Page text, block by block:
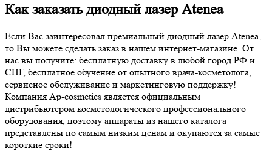
Как заказать диодный лазер Atenea
Если Вас заинтересовал премиальный диодный лазер Atenea,
то Вы можете сделать заказ в нашем интернет-магазине. От
нас вы получите: бесплатную доставку в любой город РФ и
СНГ, бесплатное обучение от опытного врача-косметолога,
сервисное обслуживание и маркетинговую поддержку!
Компания Ap-cosmetics является официальным
дистрибьютером косметологического профессионального
оборудования, поэтому аппараты из нашего каталога
представлены по самым низким ценам и окупаются за самые
короткие сроки!